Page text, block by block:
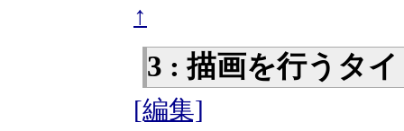
↑
3 : 描画を行うタ
[編集]